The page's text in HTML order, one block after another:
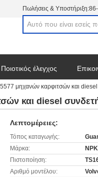
Πωλήσεις & Υποστήριξη:
Ποιοτικός έλεγχος
μηχανών καρφιτσών και
και diesel
Λεπτομέρειες:
Τόπος καταγωγής:
Μάρκα:
Πιστοποίηση:
Αριθμό μοντέλου: